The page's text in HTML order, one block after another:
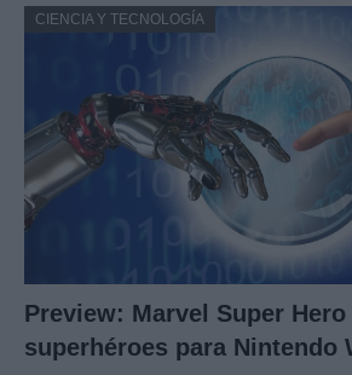
CIENCIA Y TECNOLOGÍA
Preview: Marvel Super Hero
superhéroes para Nintendo